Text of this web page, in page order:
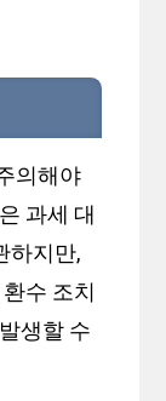
의해야
과세 대
하지만,
수 조치
생할 수